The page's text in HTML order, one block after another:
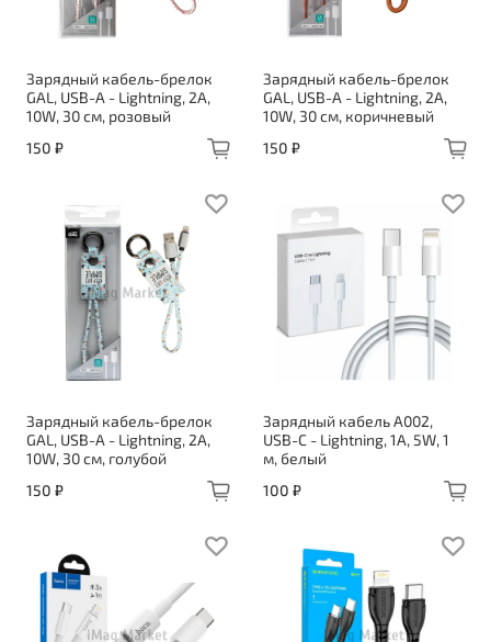
Зарядный кабель-брелок
GAL, USB-A - Lightning, 2A,
10W, 30 см, розовый
150 ₽
Зарядный кабель-брелок
GAL, USB-A - Lightning, 2A,
10W, 30 см, коричневый
150 ₽
Зарядный кабель-брелок
GAL, USB-A - Lightning, 2A,
10W, 30 см, голубой
150 ₽
Зарядный кабель A002,
USB-C - Lightning, 1A, 5W, 1
м, белый
100 ₽